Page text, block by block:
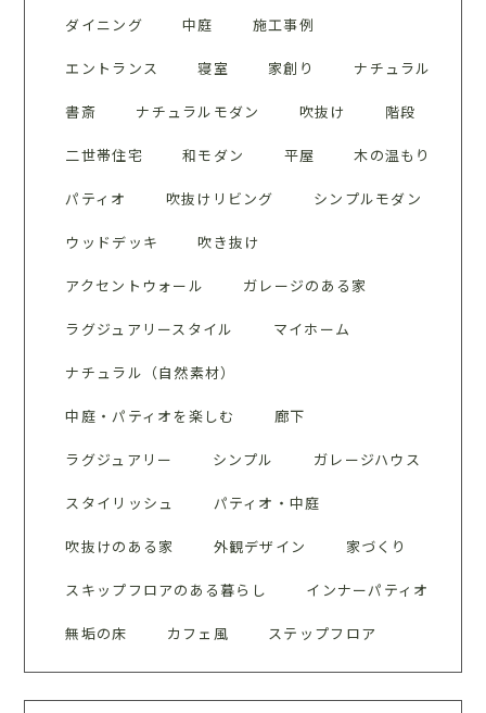
ダイニング 中庭 施工事例
エントランス 寝室 家創り ナチュラル
書斎 ナチュラルモダン 吹抜け 階段
二世帯住宅 和モダン 平屋 木の温もり
パティオ 吹抜けリビング シンプルモダン
ウッドデッキ 吹き抜け
アクセントウォール ガレージのある家
ラグジュアリースタイル マイホーム
ナチュラル（自然素材）
中庭・パティオを楽しむ 廊下
ラグジュアリー シンプル ガレージハウス
スタイリッシュ パティオ・中庭
吹抜けのある家 外観デザイン 家づくり
スキップフロアのある暮らし インナーパティオ
無垢の床 カフェ風 ステップフロア